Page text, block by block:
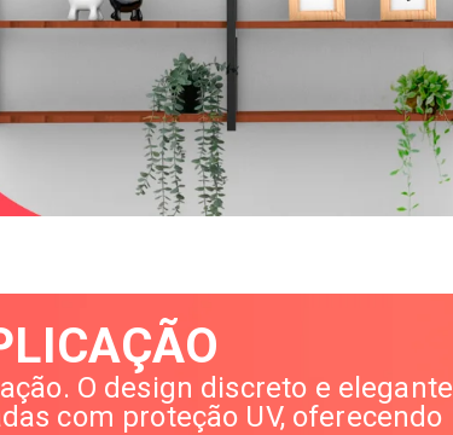
O design discreto e elegante
com proteção UV, oferecendo